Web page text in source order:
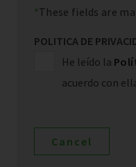
These fields are
POLITICA DE
He leído la
acuerdo con